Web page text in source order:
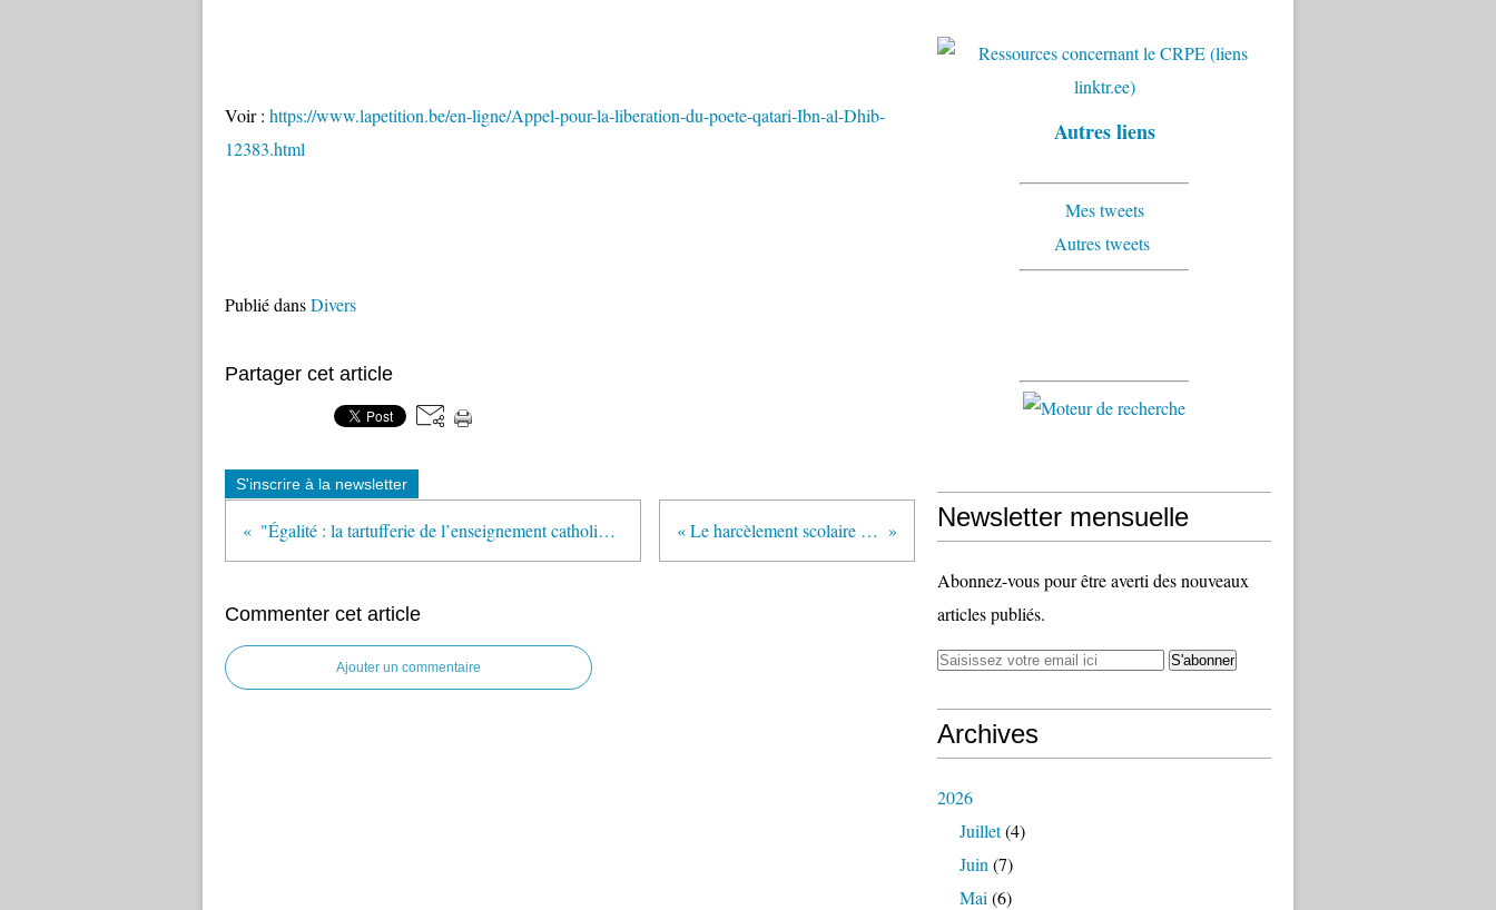
Voir : https://www.lapetition.be/en-ligne/Appel-pour-la-liberation-du-poete-qatari-Ibn-al-Dhib-
12383.html
Publié dansDivers
Partager cet article
S'inscrire à la newsletter
"Égalité : la tartufferie de l’enseignement catholique" (Communiqué UNSA Education) « Le harcèlement scolaire m’a détruit à petit feu »
Commenter cet article
Ajouter un commentaire
Autres liens
Mes tweets
Autres tweets
Newsletter mensuelle
Abonnez-vous pour être averti des nouveaux
articles publiés.
Archives
2026
Juillet(4)
Juin (7)
Mai (6)